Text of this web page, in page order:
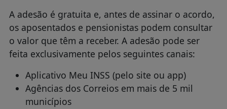
A adesão é gratuita e, antes de assinar o acordo,
os aposentados e pensionistas podem consultar
o valor que têm a receber. A adesão pode ser
feita exclusivamente pelos seguintes canais:
Aplicativo Meu INSS (pelo site ou app)
Agências dos Correios em mais de 5 mil
municípios